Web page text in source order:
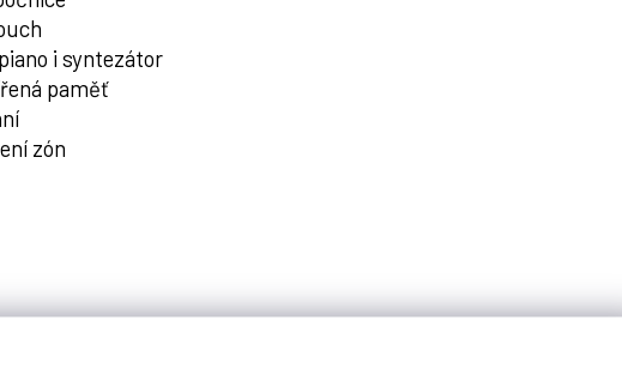
i syntezátor
paměť
zón